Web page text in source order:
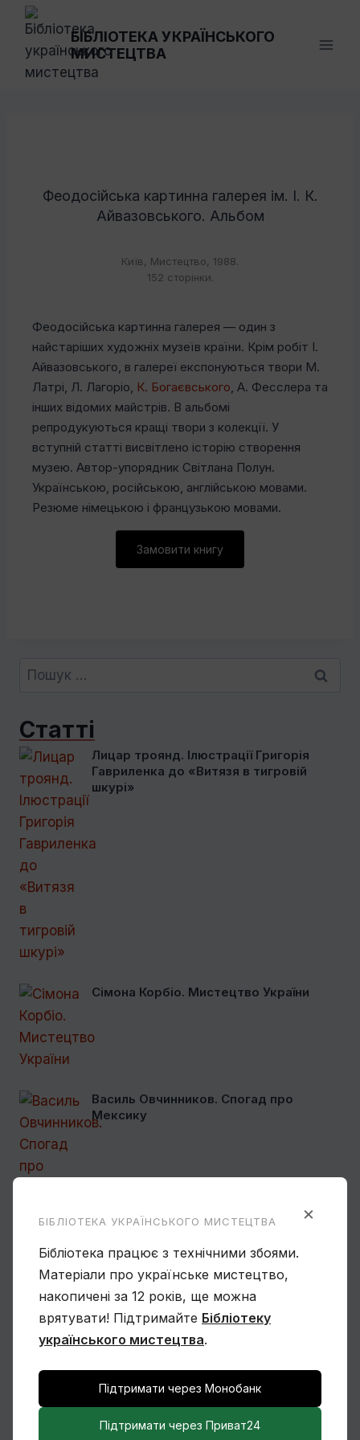
Перейти
вмісту
БІБЛІОТЕКА УКРАЇНСЬКОГО
МИСТЕЦТВА
Феодосійська картинна галерея ім. І. К.
Айвазовського. Альбом
Київ, Мистецтво, 1988.
152 сторінки.
Феодосійська картинна галерея — один з
найстаріших художніх музеїв країни. Крім робіт І.
Айвазовського, в галереї експонуються твори М.
Латрі, Л. Лагоріо, К. Богаєвського, А. Фесслера та
інших відомих майстрів. В альбомі
репродукуються кращі твори з колекції. У
вступній статті висвітлено історію створення
музею. Автор-упорядник Світлана Полун.
Українською, російською, англійською мовами.
Резюме німецькою і французькою мовами.
Замовити книгу
Пошук:
Статті
Лицар троянд. Ілюстрації Григорія
Гавриленка до «Витязя в тигровій
шкурі»
Сімона Корбіо. Мистецтво України
Василь Овчинников. Спогад про
Мексику
Ще один учень Нарбута і його
Чому Віктор Замирайло український
художник?
×
БІБЛІОТЕКА УКРАЇНСЬКОГО МИСТЕЦТВА
Бібліотека працює з технічними збоями.
Матеріали про українське мистецтво,
накопичені за 12 років, ще можна
врятувати! Підтримайте Бібліотеку
українського мистецтва.
Підтримати через Монобанк
Підтримати через Приват24